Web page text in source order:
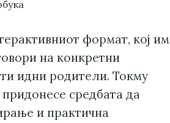
формат, кој им
на конкретни
идни родители. Токму
средбата да
и практична